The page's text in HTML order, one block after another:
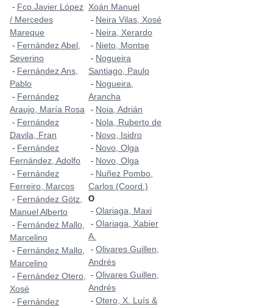
- Fco.Javier López
/ Mercedes
Mareque
- Fernández Abel,
Severino
- Fernández Ans,
Pablo
- Fernández
Araujo, María Rosa
- Fernández
Davila, Fran
- Fernández
Fernández, Adolfo
- Fernández
Ferreiro, Marcos
- Fernández Götz,
Manuel Alberto
- Fernández Mallo,
Marcelino
- Fernández Mallo,
Marcelino
- Fernández Otero,
Xosé
- Fernández
Xoán Manuel
- Neira Vilas, Xosé
- Neira, Xerardo
- Nieto, Montse
- Nogueira
Santiago, Paulo
- Nogueira,
Arancha
- Noia, Adrián
- Nola, Ruberto de
- Novo, Isidro
- Novo, Olga
- Novo, Olga
- Nuñez Pombo,
Carlos (Coord.)
O
- Olariaga, Maxi
- Olariaga, Xabier
A.
- Olivares Guillen,
Andrés
- Olivares Guillen,
Andrés
- Otero, X. Luís &